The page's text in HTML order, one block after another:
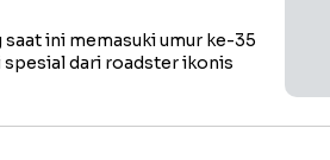
saat ini memasuki umur ke-35
dari roadster ikonis